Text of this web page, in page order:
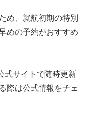
め、就航初期の特別
めの予約がおすすめ
式サイトで随時更新
際は公式情報をチェ